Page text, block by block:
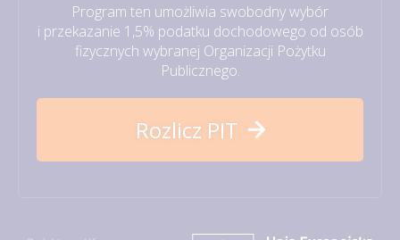
Program ten umożliwia swobodny wybór
i przekazanie 1,5% podatku dochodowego od osób
fizycznych wybranej Organizacji Pożytku
Publicznego.
Rozlicz PIT